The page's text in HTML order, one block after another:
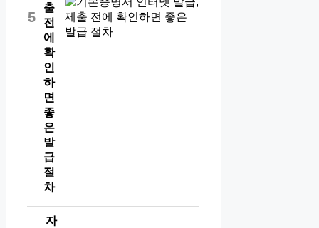
5
출
전
에
확
인
하
면
좋
은
발
급
절
차
자